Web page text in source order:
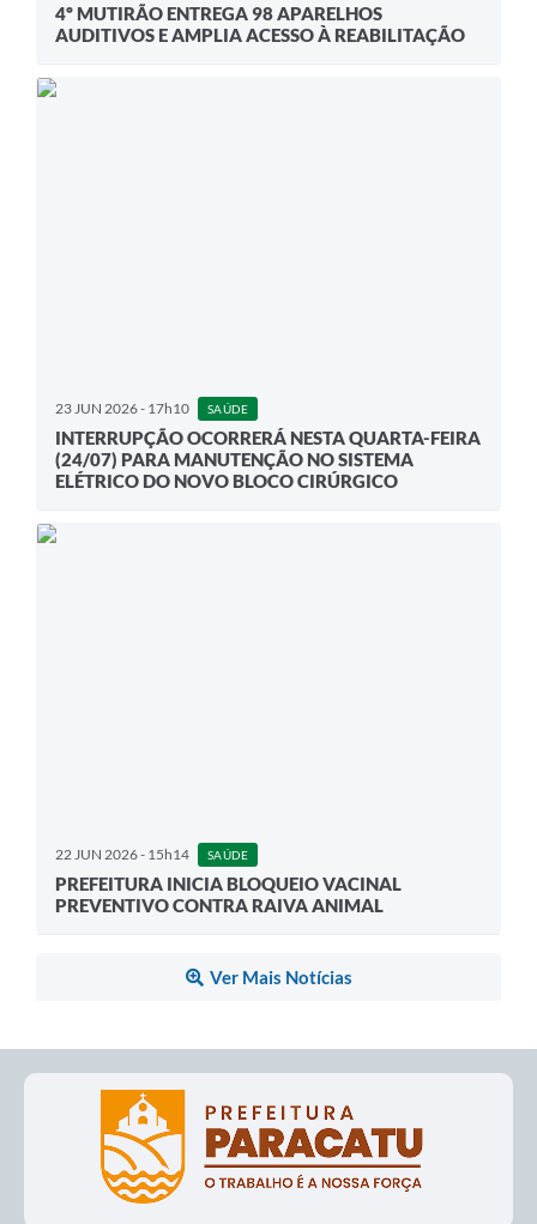
4º MUTIRÃO ENTREGA 98 APARELHOS
AUDITIVOS E AMPLIA ACESSO À REABILITAÇÃO
23 JUN 2026 - 17h10 SAÚDE
INTERRUPÇÃO OCORRERÁ NESTA QUARTA-FEIRA
(24/07) PARA MANUTENÇÃO NO SISTEMA
ELÉTRICO DO NOVO BLOCO CIRÚRGICO
22 JUN 2026 - 15h14 SAÚDE
PREFEITURA INICIA BLOQUEIO VACINAL
PREVENTIVO CONTRA RAIVA ANIMAL
Ver Mais Notícias